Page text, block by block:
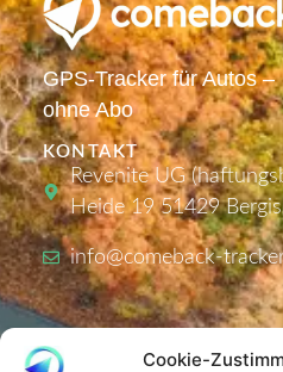
Cookie-
GPS-Tracker für Autos –
ohne Abo
KONTAKT
Revenite UG
Heide 19 51429
info@comeback-
PRODUKTE